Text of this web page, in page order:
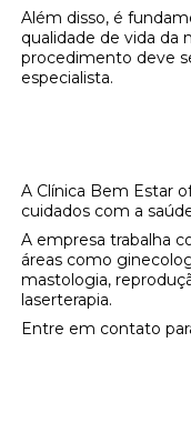
Além disso, é
qualidade de vida da
procedimento deve
especialista.
A Clínica Bem Estar
cuidados com a
A empresa trabalha
áreas como
mastologia,
laserterapia.
Entre em contato